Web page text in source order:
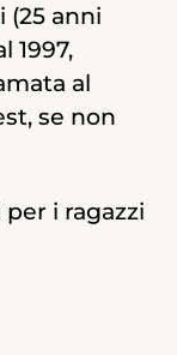
(25 anni
1997,
al
se non
i ragazzi